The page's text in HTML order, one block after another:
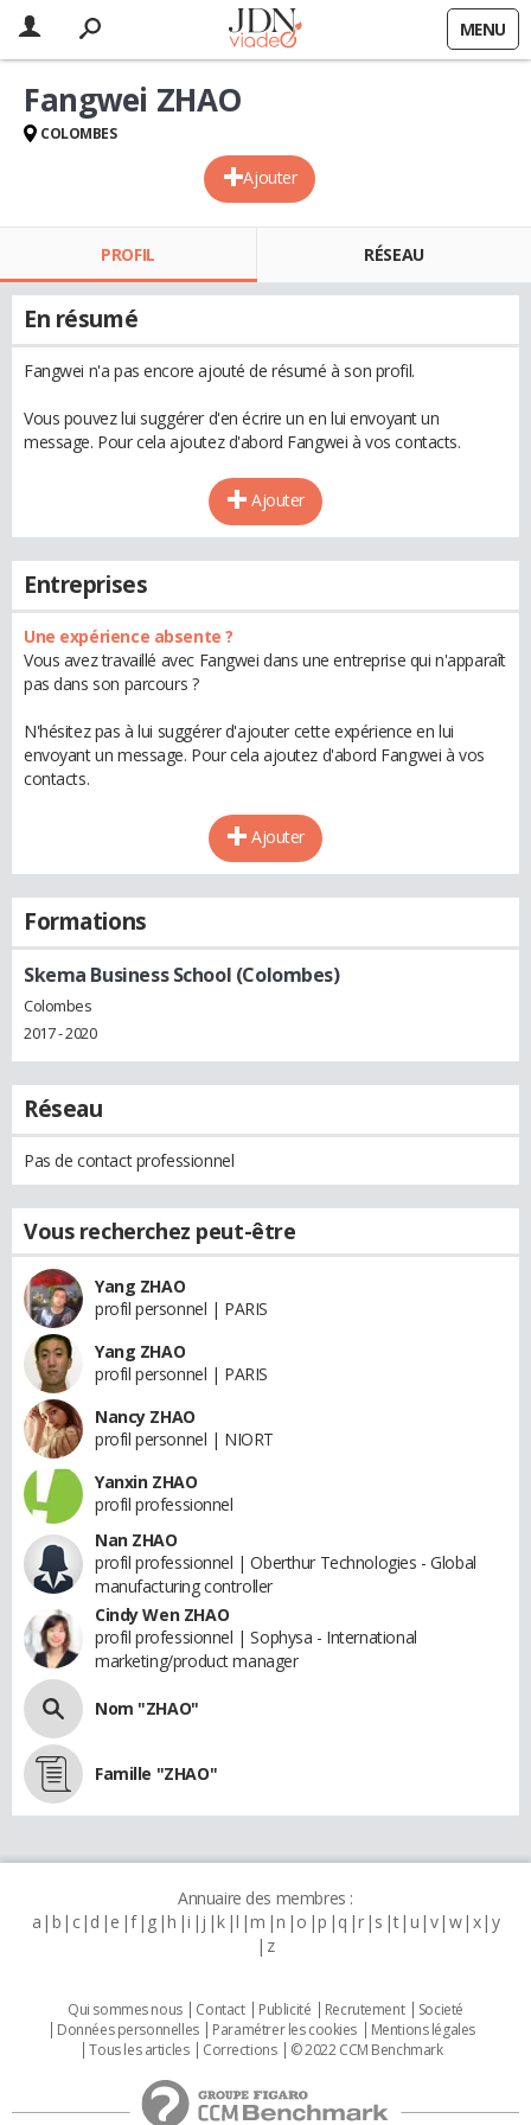
MENU
Ajouter
Fangwei ZHAO
COLOMBES
PROFIL RÉSEAU
En résumé
Fangwei n'a pas encore ajouté de résumé à son profil.
Vous pouvez lui suggérer d'en écrire un en lui envoyant un
message. Pour cela ajoutez d'abord Fangwei à vos contacts.
Ajouter
Entreprises
Une expérience absente ?
Vous avez travaillé avec Fangwei dans une entreprise qui n'apparaît
pas dans son parcours ?
N'hésitez pas à lui suggérer d'ajouter cette expérience en lui
envoyant un message. Pour cela ajoutez d'abord Fangwei à vos
contacts.
Ajouter
Formations
Skema Business School (Colombes)
Colombes
2017 - 2020
Réseau
Pas de contact professionnel
Vous recherchez peut-être
Yang ZHAO
profil personnel | PARIS
Yang ZHAO
profil personnel | PARIS
Nancy ZHAO
profil personnel | NIORT
Yanxin ZHAO
profil professionnel
Nan ZHAO
profil professionnel | Oberthur Technologies - Global
manufacturing controller
Cindy Wen ZHAO
profil professionnel | Sophysa - International
marketing/product manager
Nom "ZHAO"
Famille "ZHAO"
Annuaire des membres :
a b c d e f g h i j k l m n o p q r s t u v w x y
z
Qui sommes nous Contact Publicité Recrutement
Societé
Données personnelles
Paramétrer les cookies
Mentions légales
Tous les articles
Corrections © 2022 CCM Benchmark